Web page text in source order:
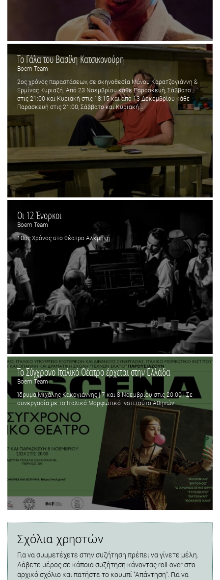
Το Γάλα του Βασίλη Κατσικονούρη
Boem Team
2oς χρόνος παραστάσεων, σε σκηνοθεσία Μάνου Καρατζογιάννη &
Ερμίνας Κυριαζή. Από 23 Νοεμβρίου κάθε Παρασκευή, Σάββατο
στις 21:00 και Κυριακή στις 18:15 και από 13 Δεκεμβρίου κάθε
Παρασκευή στις 21:00, Σάββατο και Κυριακή...
Οι 12 Ένορκοι
Boem Team
10ος Χρόνος στο θέατρο Αλκμήνη
Το Σύγχρονο Ιταλικό Θέατρο έρχεται στην Ελλάδα
Boem Team
Ίδρυμα Μιχάλης Κακογιάννης | 7 και 8 Νοεμβρίου στις 20.00 | Σε
συνεργασία με το Ιταλικό Μορφωτικό Ινστιτούτο Αθηνών
Σχόλια χρηστών
Για να συμμετέχετε στην συζήτηση πρέπει να γίνετε μέλη.
Λάβετε μέρος σε κάποια συζήτηση κάνοντας roll-over στο
αρχικό σχόλιο και πατήστε το κουμπί "Απάντηση". Για να